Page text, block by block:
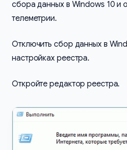
сбора данных в Windows 10 и
телеметрии.
Отключить сбор данных в
настройках реестра.
Откройте редактор реестра.